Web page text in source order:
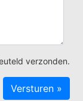
verzonden.